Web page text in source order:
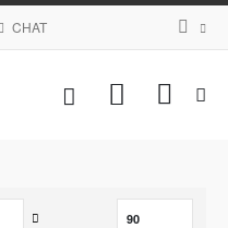
CHAT
Mein